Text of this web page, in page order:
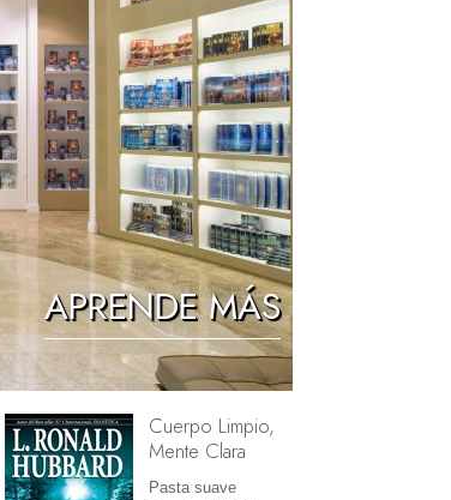
Películas
Soluciones para un Entorno Peligroso
Ayudas para Enfermedades y Lesiones
La Integridad y la Honestidad
El Matrimonio
La Escala Tonal Emocional
Respuestas a las Drogas
Herramientas para el Entorno Laboral
La Ética y las Condiciones
La Causa de la Supresión
Investigaciones
APRENDE MÁS
Cuerpo Limpio,
Mente Clara
Pasta suave